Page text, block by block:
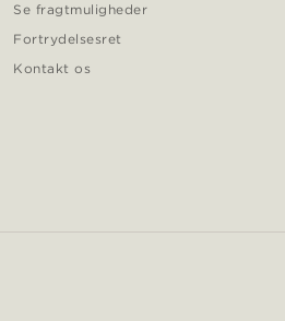
Se fragtmuligheder
Fortrydelsesret
Kontakt os